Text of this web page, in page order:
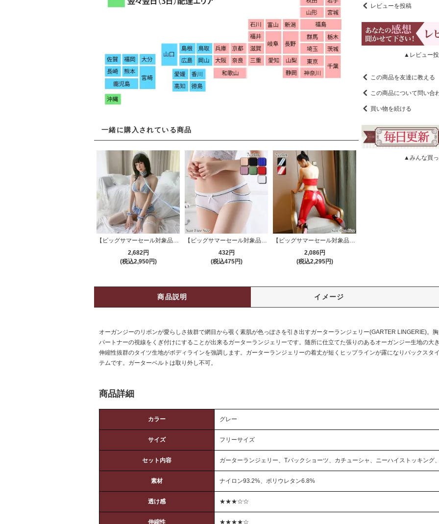
一緒に購入されている商品
2,682円
(税込2,950円)
432円
(税込475円)
2,086円
(税込2,295円)
レビューを投稿
▲レビュー
この商品を友達に教える
この商品について問い合
買い物を続ける
▲みんな買
商品説明 イメージ
オーガンジーのリボンが愛らしさ抜群で網目から覗く素肌が色っぽさを引き出すガーターランジェリー(GARTER LINGERIE)。
パートナーの視線をくぎ付けにすることが出来るガーターランジェリーです。随所に仕立てた張りのあるオーガンジー生地の大
伸縮性抜群のタイツ生地がボディラインを強調します。ガーターランジェリーの着丈が短くヒップラインが露になりバックスタ
テムです。ガーターベルトは取り外し不可。
商品詳細
カラー グレー
サイズ フリーサイズ
セット内容 ガーターランジェリー、Tバックショーツ、カチューシャ、ニーハイストッキン
素材 ナイロン93.2%、ポリウレタン6.8%
透け感 ★★★☆☆
伸縮性 ★★★★☆